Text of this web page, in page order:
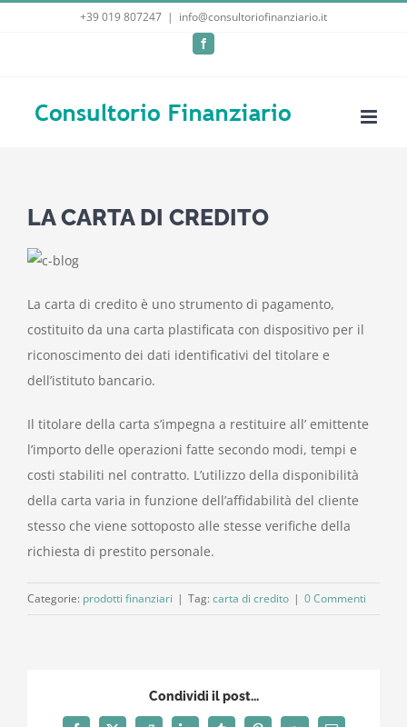
+39 019 807247 | info@consultoriofinanziario.it
Facebook
LA CARTA DI CREDITO
La carta di credito è uno strumento di pagamento,
costituito da una carta plastificata con dispositivo per il
riconoscimento dei dati identificativi del titolare e
dell’istituto bancario.
Il titolare della carta s’impegna a restituire all’ emittente
l’importo delle operazioni fatte secondo modi, tempi e
costi stabiliti nel contratto. L’utilizzo della disponibilità
della carta varia in funzione dell’affidabilità del cliente
stesso che viene sottoposto alle stesse verifiche della
richiesta di prestito personale.
Categorie: prodotti finanziari | Tag: carta di credito | 0 Commenti
Condividi il post...